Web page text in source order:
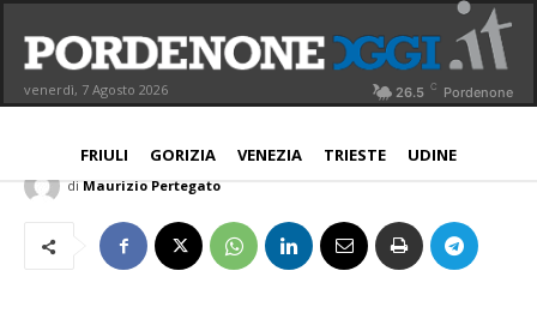
venerdì, 7 Agosto 2026 26.5 C Pordenone
FRIULI GORIZIA VENEZIA TRIESTE UDINE
Furti nella notte, Carabinieri a caccia
dei malviventi
PROVINCIA
di Maurizio Pertegato